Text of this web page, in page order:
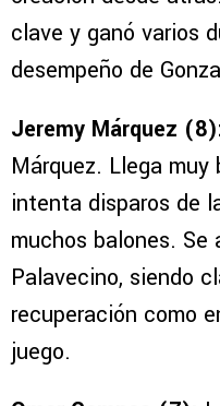
clave y ganó varios
desempeño de
Jeremy Márquez
Márquez. Llega muy
intenta disparos de
muchos balones.
Palavecino, siendo
recuperación como
juego.